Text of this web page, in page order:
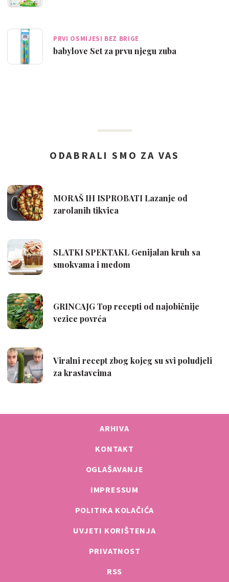
PRVI OSMIJESI BEZ BRIGE
babylove Set za prvu njegu zuba
ARHIVA
KONTAKT
OGLAŠAVANJE
IMPRESSUM
POLITIKA KOLAČIĆA
UVJETI KORIŠTENJA
PRIVATNOST
RSS